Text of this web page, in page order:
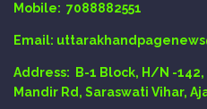
Mobile: 7088882551
Email:
Address:
B-1 Block, H/N -
Mandir Rd, Saraswati Vihar,